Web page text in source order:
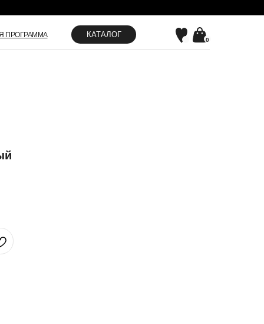
ПРОГРАММА
0
КАТАЛОГ